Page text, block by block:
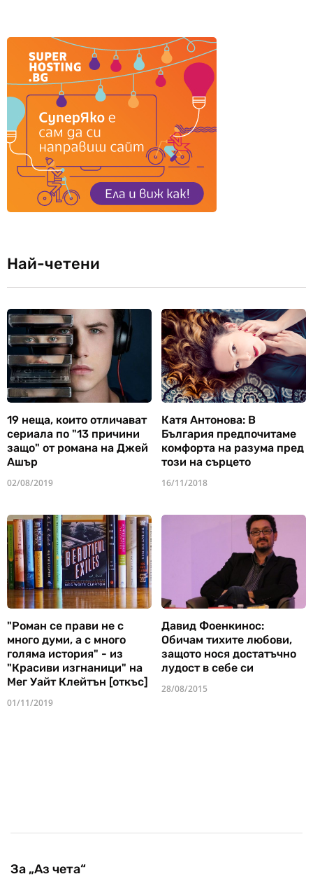
Най-четени
19 неща, които отличават
сериала по "13 причини
защо" от романа на Джей
Ашър
02/08/2019
Катя Антонова: В
България предпочитаме
комфорта на разума пред
този на сърцето
16/11/2018
"Роман се прави не с
много думи, а с много
голяма история" - из
"Красиви изгнаници" на
Мег Уайт Клейтън [откъс]
01/11/2019
Давид Фоенкинос:
Обичам тихите любови,
защото нося достатъчно
лудост в себе си
28/08/2015
За „Аз чета“